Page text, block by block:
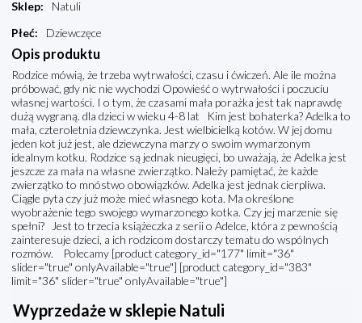
Sklep:
Natuli
Płeć: Dziewczęce
Opis produktu
Rodzice mówią, że trzeba wytrwałości, czasu i ćwiczeń. Ale ile można
próbować, gdy nic nie wychodzi Opowieść o wytrwałości i poczuciu
własnej wartości. I o tym, że czasami mała porażka jest tak naprawdę
dużą wygraną. dla dzieci w wieku 4-8 lat Kim jest bohaterka? Adelka to
mała, czteroletnia dziewczynka. Jest wielbicielką kotów. W jej domu
jeden kot już jest, ale dziewczyna marzy o swoim wymarzonym
idealnym kotku. Rodzice są jednak nieugięci, bo uważają, że Adelka jest
jeszcze za mała na własne zwierzątko. Należy pamiętać, że każde
zwierzątko to mnóstwo obowiązków. Adelka jest jednak cierpliwa.
Ciągle pyta czy już może mieć własnego kota. Ma określone
wyobrażenie tego swojego wymarzonego kotka. Czy jej marzenie się
spełni? Jest to trzecia książeczka z serii o Adelce, która z pewnością
zainteresuje dzieci, a ich rodzicom dostarczy tematu do wspólnych
rozmów. Polecamy [product category_id="177" limit="36"
slider="true" onlyAvailable="true"] [product category_id="383"
limit="36" slider="true" onlyAvailable="true"]
Wyprzedaże w sklepie Natuli